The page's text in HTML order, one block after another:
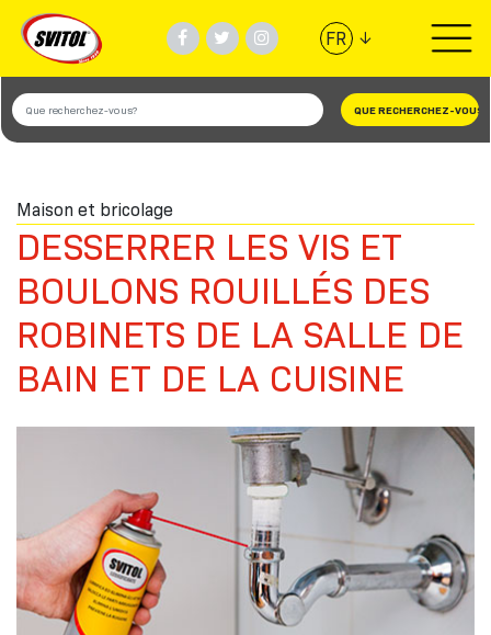
FR ↓
PRODUITS
VIDÉOS
#BANDESVITOL
SOCIÈTÈ
Maison et bricolage
DESSERRER LES VIS ET
BOULONS ROUILLÉS DES
ROBINETS DE LA SALLE DE
BAIN ET DE LA CUISINE